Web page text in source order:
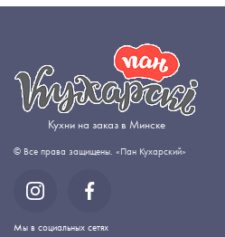
Кухни на заказ в Минске
© Все права защищены. «Пан Кухарский»
Мы в социальных сетях